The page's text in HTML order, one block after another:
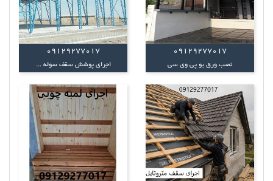
09129277017
نصب ورق یو پی وی سی
09129277017
اجرای پوشش سقف سوله ...